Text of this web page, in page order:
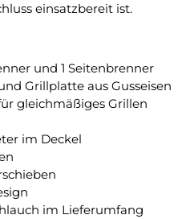
einsatzbereit ist.
und 1 Seitenbrenner
Grillplatte aus Gusseisen
gleichmäßiges Grillen
im Deckel
im Lieferumfang